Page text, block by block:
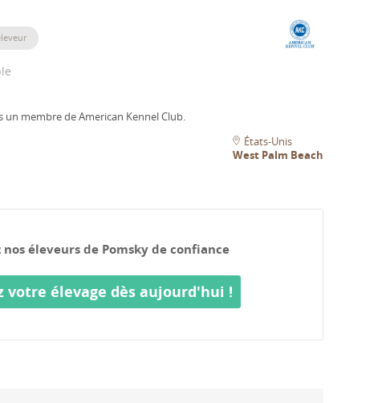
un membre de American Kennel Club.
États-Unis
West Palm Beach
nos éleveurs de Pomsky de confiance
votre élevage dès aujourd'hui !